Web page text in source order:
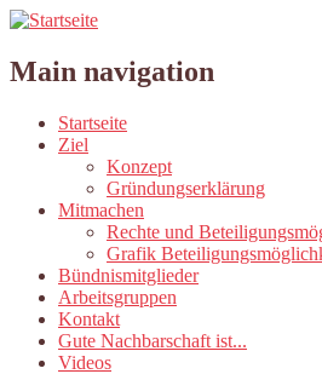
Main navigation
Startseite
Ziel
Konzept
Gründungserklärung
Mitmachen
Rechte und
Grafik
Bündnismitglieder
Arbeitsgruppen
Kontakt
Gute Nachbarschaft ist...
Videos